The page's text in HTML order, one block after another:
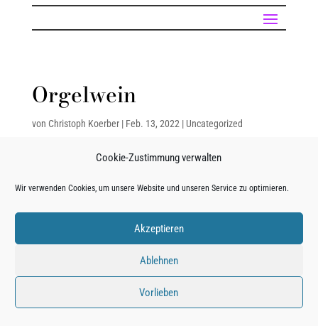
Cookie-Zustimmung verwalten
Wir verwenden Cookies, um unsere Website und unseren Service zu optimieren.
Akzeptieren
Ablehnen
Vorlieben
Orgelwein
von Christoph Koerber| Feb. 13, 2022 | Uncategorized